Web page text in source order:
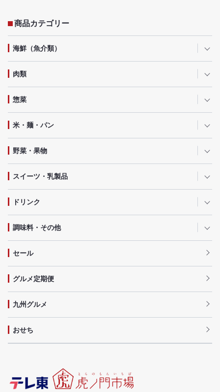
商品カテゴリー
海鮮（魚介類）
肉類
惣菜
米・麺・パン
野菜・果物
スイーツ・乳製品
ドリンク
調味料・その他
セール
グルメ定期便
九州グルメ
おせち